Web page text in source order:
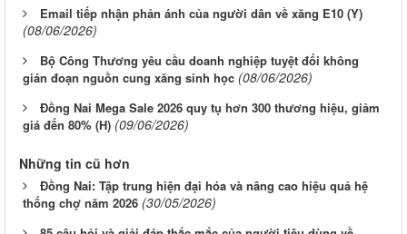
Email tiếp nhận phản ánh của người dân về xăng E10 (Y)
(08/06/2026)
Bộ Công Thương yêu cầu doanh nghiệp tuyệt đối không
gián đoạn nguồn cung xăng sinh học (08/06/2026)
Đồng Nai Mega Sale 2026 quy tụ hơn 300 thương hiệu, giảm
giá đến 80% (H) (09/06/2026)
Những tin cũ hơn
Đồng Nai: Tập trung hiện đại hóa và nâng cao hiệu quả hệ
thống chợ năm 2026 (30/05/2026)